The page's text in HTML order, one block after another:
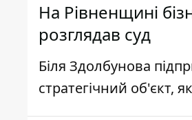
На Рівненщині
розглядав суд
Біля Здолбунова
стратегічний об'єкт,